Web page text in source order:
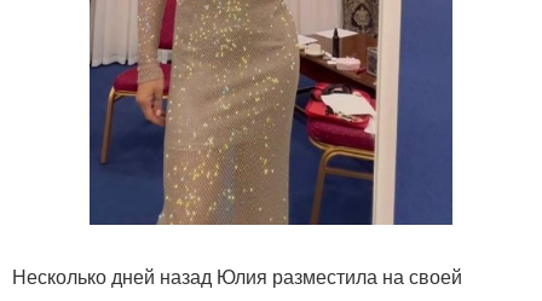
Несколько дней назад Юлия разместила на своей